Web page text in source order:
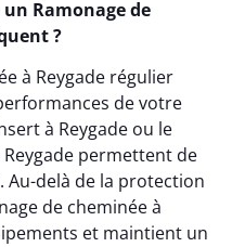
Ramonage de
?
à Reygade régulier
de votre
à Reygade ou le
permettent de
delà de la protection
de cheminée à
et maintient un